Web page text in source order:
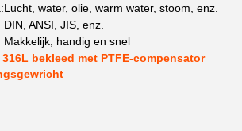
Lucht, water, olie, warm water, stoom, enz.
DIN, ANSI, JIS, enz.
Makkelijk, handig en snel
bekleed met PTFE-compensator